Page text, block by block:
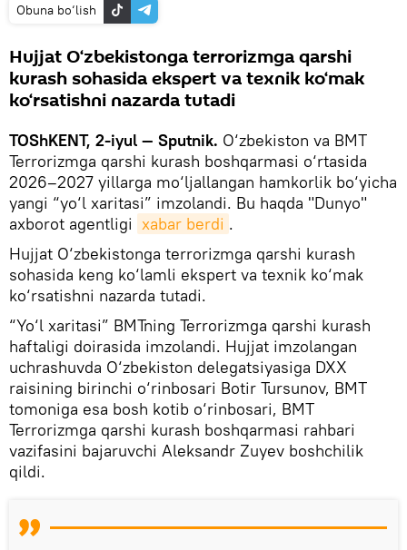
Obuna bo‘lish
Hujjat O‘zbekistonga terrorizmga qarshi
kurash sohasida ekspert va texnik ko‘mak
ko‘rsatishni nazarda tutadi
TOShKENT, 2-iyul — Sputnik. O‘zbekiston va BMT
Terrorizmga qarshi kurash boshqarmasi o‘rtasida
2026–2027 yillarga mo‘ljallangan hamkorlik bo‘yicha
yangi “yo‘l xaritasi” imzolandi. Bu haqda "Dunyo"
axborot agentligi xabar berdi .
Hujjat O‘zbekistonga terrorizmga qarshi kurash
sohasida keng ko‘lamli ekspert va texnik ko‘mak
ko‘rsatishni nazarda tutadi.
“Yo‘l xaritasi” BMTning Terrorizmga qarshi kurash
haftaligi doirasida imzolandi. Hujjat imzolangan
uchrashuvda O‘zbekiston delegatsiyasiga DXX
raisining birinchi o‘rinbosari Botir Tursunov, BMT
tomoniga esa bosh kotib o‘rinbosari, BMT
Terrorizmga qarshi kurash boshqarmasi rahbari
vazifasini bajaruvchi Aleksandr Zuyev boshchilik
qildi.